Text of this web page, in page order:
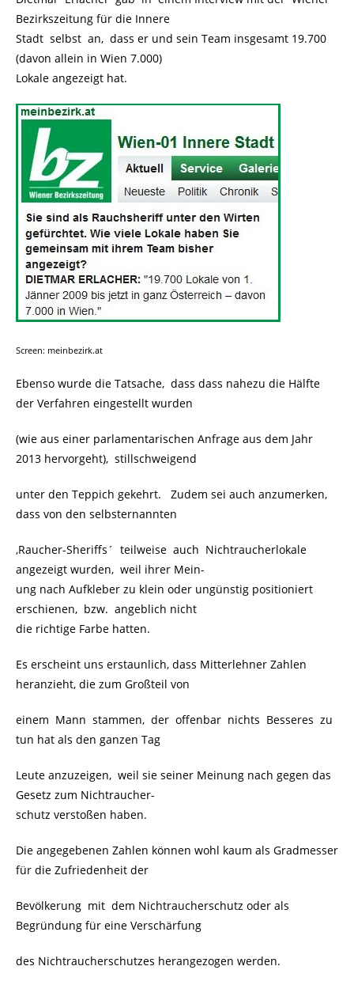
Bezirkszeitung für die Innere
Stadt selbst an, dass er und sein Team insgesamt 19.700
(davon allein in Wien 7.000)
Lokale angezeigt hat.
Screen: meinbezirk.at
Ebenso wurde die Tatsache, dass dass nahezu die Hälfte
der Verfahren eingestellt wurden
(wie aus einer parlamentarischen Anfrage aus dem Jahr
2013 hervorgeht), stillschweigend
unter den Teppich gekehrt. Zudem sei auch anzumerken,
dass von den selbsternannten
‚Raucher-Sheriffs´ teilweise auch Nichtraucherlokale
angezeigt wurden, weil ihrer Mein-
ung nach Aufkleber zu klein oder ungünstig positioniert
erschienen, bzw. angeblich nicht
die richtige Farbe hatten.
Es erscheint uns erstaunlich, dass Mitterlehner Zahlen
heranzieht, die zum Großteil von
einem Mann stammen, der offenbar nichts Besseres zu
tun hat als den ganzen Tag
Leute anzuzeigen, weil sie seiner Meinung nach gegen das
Gesetz zum Nichtraucher-
schutz verstoßen haben.
Die angegebenen Zahlen können wohl kaum als Gradmesser
für die Zufriedenheit der
Bevölkerung mit dem Nichtraucherschutz oder als
Begründung für eine Verschärfung
des Nichtraucherschutzes herangezogen werden.